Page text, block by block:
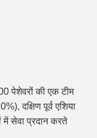
पेशेवरों की एक टीम
दक्षिण पूर्व एशिया
में सेवा प्रदान करते